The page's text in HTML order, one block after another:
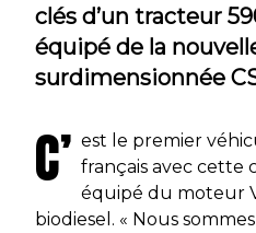
clés d’un tracteur
équipé de la
surdimensionnée
C’ est le premier
français avec cette
équipé du moteur
biodiesel. « Nous